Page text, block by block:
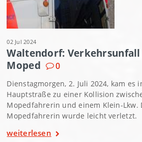
02 Jul 2024
Waltendorf: Verkehrsunfall
Moped
0
Dienstagmorgen, 2. Juli 2024, kam es
Hauptstraße zu einer Kollision
Mopedfahrerin und einem Klein-Lkw.
Mopedfahrerin wurde leicht verletzt.
weiterlesen